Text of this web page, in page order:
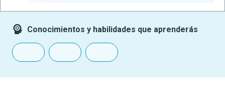
Conocimientos y habilidades que aprenderás